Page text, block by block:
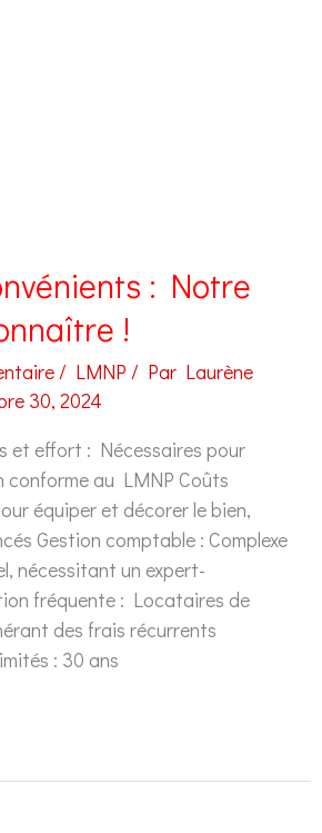
: Notre
!
/ LMNP / Par Laurène
30, 2024
et effort : Nécessaires pour
conforme au LMNP Coûts
équiper et décorer le bien,
Gestion comptable : Complexe
nécessitant un expert-
fréquente : Locataires de
des frais récurrents
: 30 ans